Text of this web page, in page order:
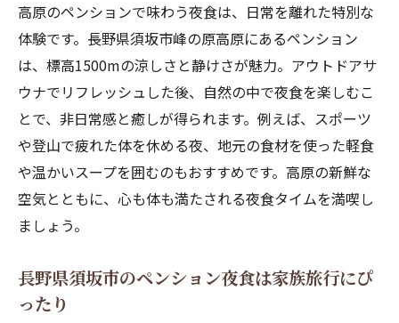
アウトドアサウナも楽しめるペンション体験
ペンションのアウトドアサウナで夜食後の
癒やし時間
最大5名で楽しむペンションのサウナ体験と
は
夜食とアウトドアサウナの贅沢な組み合わ
せを体感
ペンション自慢のサウナで家族の会話もは
高原のペンションで味わう夜食は、日常を離れた特別な
体験です。長野県須坂市峰の原高原にあるペンション
は、標高1500mの涼しさと静けさが魅力。アウトドアサ
ウナでリフレッシュした後、自然の中で夜食を楽しむこ
とで、非日常感と癒しが得られます。例えば、スポーツ
や登山で疲れた体を休める夜、地元の食材を使った軽食
や温かいスープを囲むのもおすすめです。高原の新鮮な
空気とともに、心も体も満たされる夜食タイムを満喫し
ましょう。
長野県須坂市のペンション夜食は家族旅行にぴ
ったり